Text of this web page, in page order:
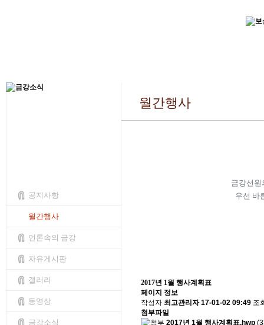
공지사항
월간행사
언론속의 금강
자유게시판
갤러리
동영상
금강소식
월간행사
금강선원
우선 바
2017년 1월 행사계획표
페이지 정보
작성자 최고관리자 17-01-02 09:49 조
첨부파일
2017년 1월 행사계획표.hwp